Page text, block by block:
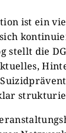
ist ein
stellt die